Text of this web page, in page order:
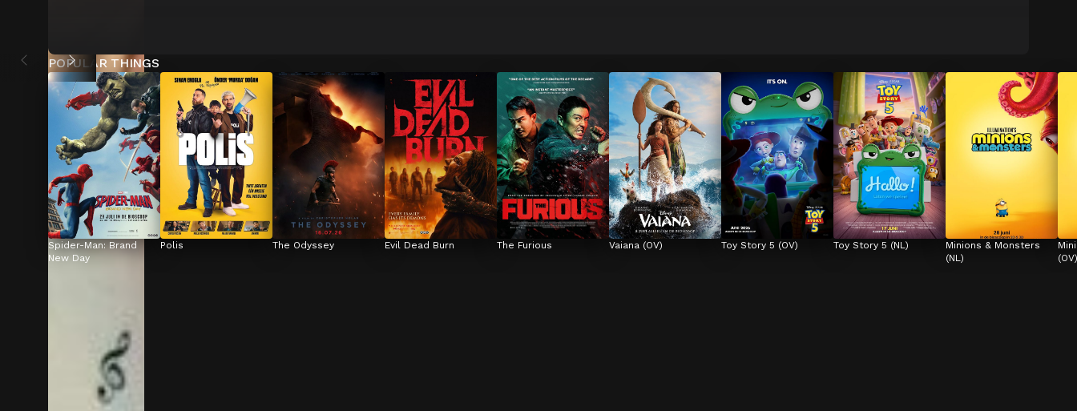
POPULAR THINGS
Spider-Man: Brand
New Day
Polis The Odyssey Evil Dead Burn The Furious Vaiana (OV) Toy Story 5 (OV) Toy Story 5 (NL)
Minions & Monsters
(NL)
(OV)